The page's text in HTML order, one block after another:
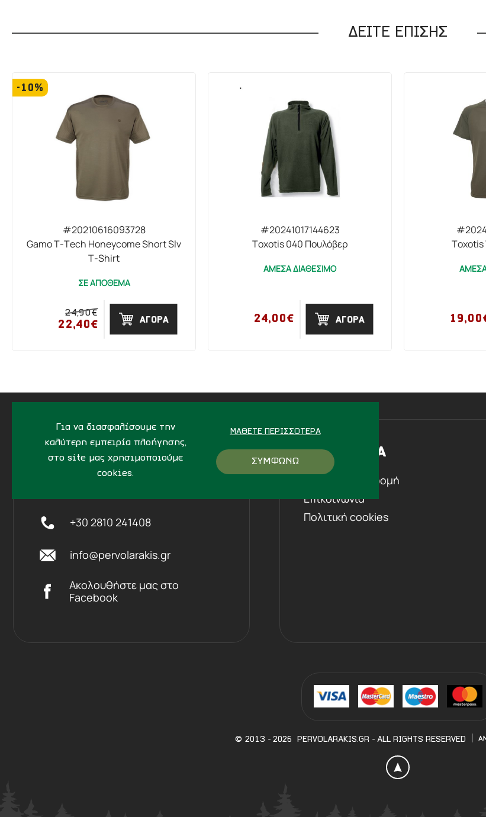
Για να διασφαλίσουμε την
καλύτερη εμπειρία πλοήγησης,
στο site μας χρησιμοποιούμε
cookies.
ΜΆΘΕΤΕ ΠΕΡΙΣΣΌΤΕΡΑ
ΣΥΜΦΩΝΩ
ΔΕΙΤΕ ΕΠΙΣΗΣ
#20210616093728
Gamo T-Tech Honeycome Short Slv
T-Shirt
ΣΕ ΑΠΟΘΕΜΑ
24,90€
22,40€ ΑΓΟΡΑ
-10%
#20241017144623
Toxotis 040 Πουλόβερ
ΑΜΕΣΑ ΔΙΑΘΕΣΙΜΟ
24,00€ ΑΓΟΡΑ
Toxotis
ΔΙΕΥΘΥΝΣΗ
Ίδης 7, Ηράκλειο Kρήτης,
+30 2810 241408
info@pervolarakis.gr
Ακολουθήστε μας στο
Facebook
Η ΕΤΑΙΡΕΙΑ
Ιστορική αναδρομή
Επικοινωνία
Πολιτική cookies
© 2013 - 2026 PERVOLARAKIS.GR - ALL RIGHTS RESERVED